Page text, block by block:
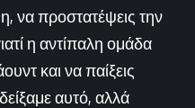
να προστατέψεις την
η αντίπαλη ομάδα
και να παίξεις
αυτό, αλλά